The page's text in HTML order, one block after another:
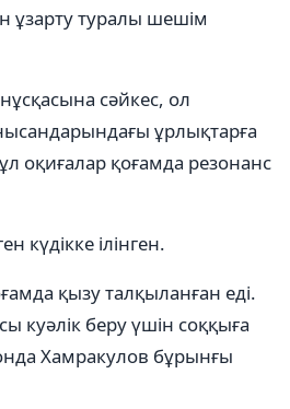
ұзарту туралы шешім
сәйкес, ол
ұрлықтарға
оқиғалар қоғамда резонанс
күдікке ілінген.
қызу талқыланған еді.
куәлік беру үшін соққыға
Хамракулов бұрынғы